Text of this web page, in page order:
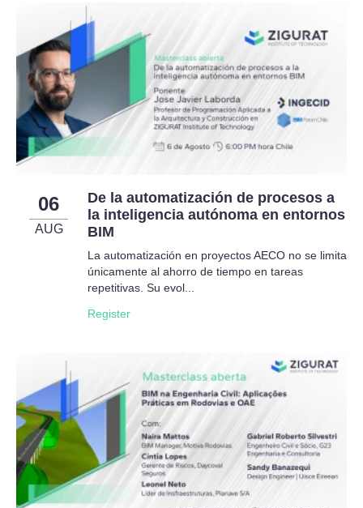
06
AUG
De la automatización de procesos a
la inteligencia autónoma en entornos
BIM
La automatización en proyectos AECO no se limita
únicamente al ahorro de tiempo en tareas
repetitivas. Su evol...
Register